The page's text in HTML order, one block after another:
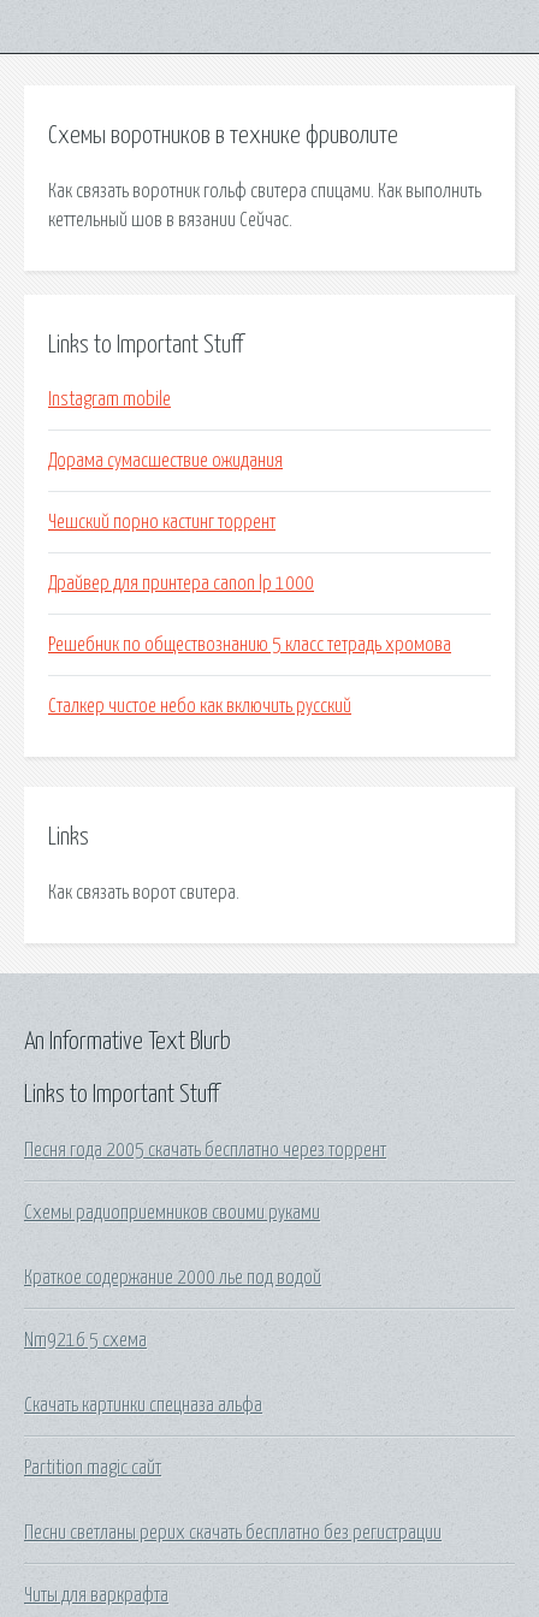
Схемы воротников в технике фриволите
Как связать воротник гольф свитера спицами. Как выполнить
кеттельный шов в вязании Сейчас.
Links to Important Stuff
Instagram mobile
Дорама сумасшествие ожидания
Чешский порно кастинг торрент
Драйвер для принтера canon lp 1000
Решебник по обществознанию 5 класс тетрадь хромова
Сталкер чистое небо как включить русский
Links
Как связать ворот свитера.
Links to Important Stuff
Песня года 2005 скачать бесплатно через торрент
Схемы радиоприемников своими руками
Краткое содержание 2000 лье под водой
Nm9216 5 схема
Скачать картинки спецназа альфа
Partition magic сайт
Песни светланы рерих скачать бесплатно без регистрации
Читы для варкрафта
An Informative Text Blurb